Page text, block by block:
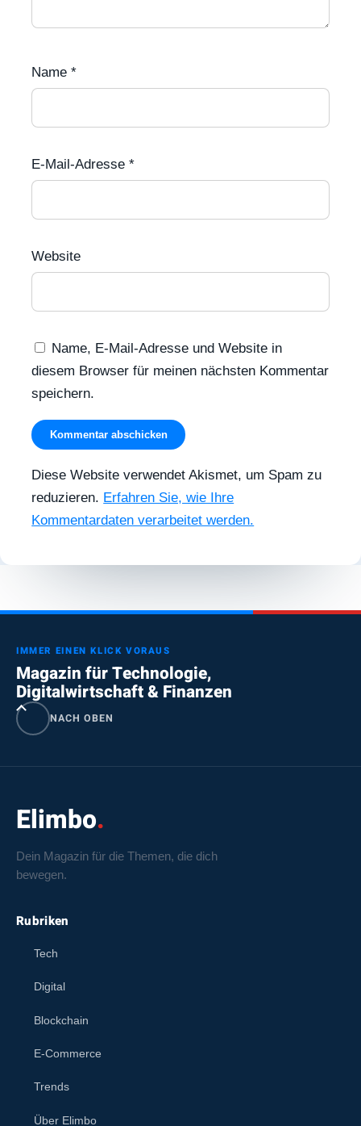
Name*
E-Mail-Adresse*
Website
Name, E-Mail-Adresse und Website in
diesem Browser für meinen nächsten Kommentar
speichern.
Diese Website verwendet Akismet, um Spam zu
reduzieren. Erfahren Sie, wie Ihre
Kommentardaten verarbeitet werden.
IMMER EINEN KLICK VORAUS
Magazin für Technologie,
Digitalwirtschaft & Finanzen
NACH OBEN
Elimbo
Dein Magazin für die Themen, die dich
bewegen.
Rubriken
Tech
Digital
Blockchain
E-Commerce
Trends
Über Elimbo